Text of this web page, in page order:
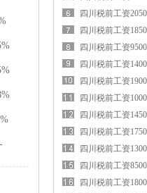
金各交多少钱
四川税前工资
金各交多少钱
四川税前工资
金各交多少钱
四川税前工资
各交多少钱
四川税前工资
金各交多少钱
四川税前工资
金各交多少钱
四川税前工资
金各交多少钱
四川税前工资
金各交多少钱
四川税前工资
金各交多少钱
四川税前工资
金各交多少钱
四川税前工资
各交多少钱
四川税前工资